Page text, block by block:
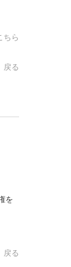
ちら
戻る
を
戻る